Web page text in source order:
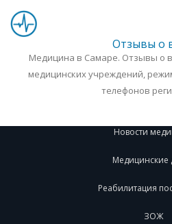
Отзывы о
Медицина в Самаре. Отзывы о
медицинских учреждений,
телефонов
Новости
Медицинские
Реабилитация
ЗОЖ